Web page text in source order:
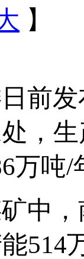
】
发
，
万吨/
，
514